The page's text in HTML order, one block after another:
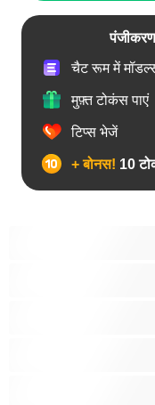
चैट रूम में
मुफ़्त टोकंस पाएं
टिप्स भेजें
+ बोनस! 10